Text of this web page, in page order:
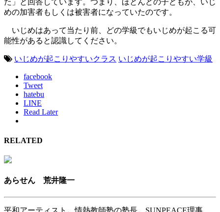
た」と回答しています。つまり、ほとんどの子どもが、いじ
めの加害者もしくは被害者になっていたのです。
いじめはあって当たり前、どの学級でもいじめが起こる可
能性があると認識してください。
いじめが起こりやすいクラス いじめが起こりやすい学級
facebook
Tweet
hatebu
LINE
Read Later
RELATED
あらせん 荒井隆一
平和アーティスト。情熱教師塾の塾長。SUNPEACE理事